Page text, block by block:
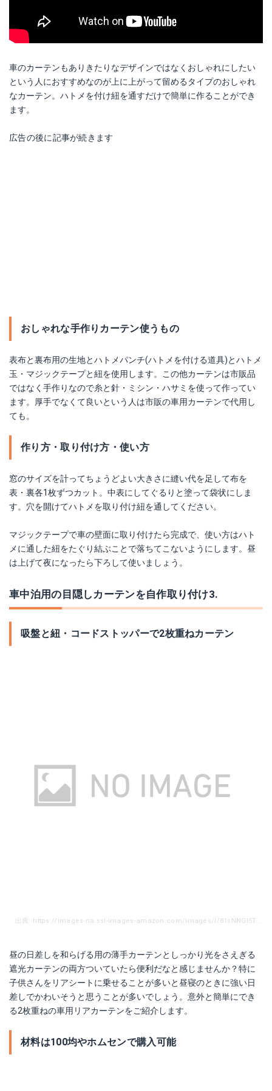
車のカーテンもありきたりなデザインではなくおしゃれにしたい
という人におすすめなのが上に上がって留めるタイプのおしゃれ
なカーテン。ハトメを付け紐を通すだけで簡単に作ることができ
ます。
広告の後に記事が続きます
おしゃれな手作りカーテン使うもの
表布と裏布用の生地とハトメパンチ(ハトメを付ける道具)とハトメ
玉・マジックテープと紐を使用します。この他カーテンは市販品
ではなく手作りなので糸と針・ミシン・ハサミを使って作ってい
ます。厚手でなくて良いという人は市販の車用カーテンで代用し
ても。
作り方・取り付け方・使い方
窓のサイズを計ってちょうどよい大きさに縫い代を足して布を
表・裏各1枚ずつカット。中表にしてぐるりと塗って袋状にしま
す。穴を開けてハトメを取り付け紐を通してください。
マジックテープで車の壁面に取り付けたら完成で、使い方はハト
メに通した紐をたぐり結ぶことで落ちてこないようにします。昼
は上げて夜になったら下ろして使いましょう。
車中泊用の目隠しカーテンを自作取り付け3.
吸盤と紐・コードストッパーで2枚重ねカーテン
昼の日差しを和らげる用の薄手カーテンとしっかり光をさえぎる
遮光カーテンの両方ついていたら便利だなと感じませんか？特に
子供さんをリアシートに乗せることが多いと昼寝のときに強い日
差しでかわいそうと思うことが多いでしょう。意外と簡単にでき
る2枚重ねの車用リアカーテンをご紹介します。
材料は100均やホムセンで購入可能